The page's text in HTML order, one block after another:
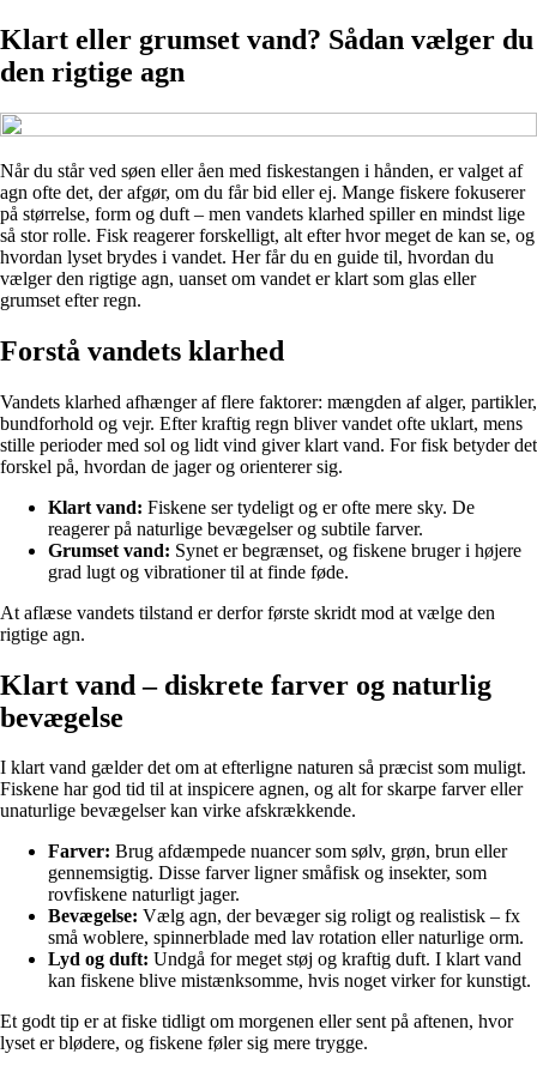
Klart eller grumset vand? Sådan vælger du
den rigtige agn
Når du står ved søen eller åen med fiskestangen i hånden, er valget af
agn ofte det, der afgør, om du får bid eller ej. Mange fiskere fokuserer
på størrelse, form og duft – men vandets klarhed spiller en mindst lige
så stor rolle. Fisk reagerer forskelligt, alt efter hvor meget de kan se, og
hvordan lyset brydes i vandet. Her får du en guide til, hvordan du
vælger den rigtige agn, uanset om vandet er klart som glas eller
grumset efter regn.
Forstå vandets klarhed
Vandets klarhed afhænger af flere faktorer: mængden af alger, partikler,
bundforhold og vejr. Efter kraftig regn bliver vandet ofte uklart, mens
stille perioder med sol og lidt vind giver klart vand. For fisk betyder det
forskel på, hvordan de jager og orienterer sig.
Klart vand: Fiskene ser tydeligt og er ofte mere sky. De
reagerer på naturlige bevægelser og subtile farver.
Grumset vand: Synet er begrænset, og fiskene bruger i højere
grad lugt og vibrationer til at finde føde.
At aflæse vandets tilstand er derfor første skridt mod at vælge den
rigtige agn.
Klart vand – diskrete farver og naturlig
bevægelse
I klart vand gælder det om at efterligne naturen så præcist som muligt.
Fiskene har god tid til at inspicere agnen, og alt for skarpe farver eller
unaturlige bevægelser kan virke afskrækkende.
Farver: Brug afdæmpede nuancer som sølv, grøn, brun eller
gennemsigtig. Disse farver ligner småfisk og insekter, som
rovfiskene naturligt jager.
Bevægelse: Vælg agn, der bevæger sig roligt og realistisk – fx
små woblere, spinnerblade med lav rotation eller naturlige orm.
Lyd og duft: Undgå for meget støj og kraftig duft. I klart vand
kan fiskene blive mistænksomme, hvis noget virker for kunstigt.
Et godt tip er at fiske tidligt om morgenen eller sent på aftenen, hvor
lyset er blødere, og fiskene føler sig mere trygge.